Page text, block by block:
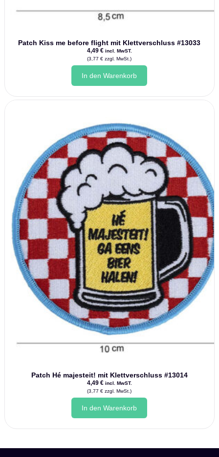
Patch Kiss me before flight mit Klettverschluss #13033
4,49 € incl. MwST.
(3,77€ zzgl. MwSt.)
In den Warenkorb
Patch Hé majesteit! mit Klettverschluss #13014
4,49 € incl. MwST.
(3,77€ zzgl. MwSt.)
In den Warenkorb